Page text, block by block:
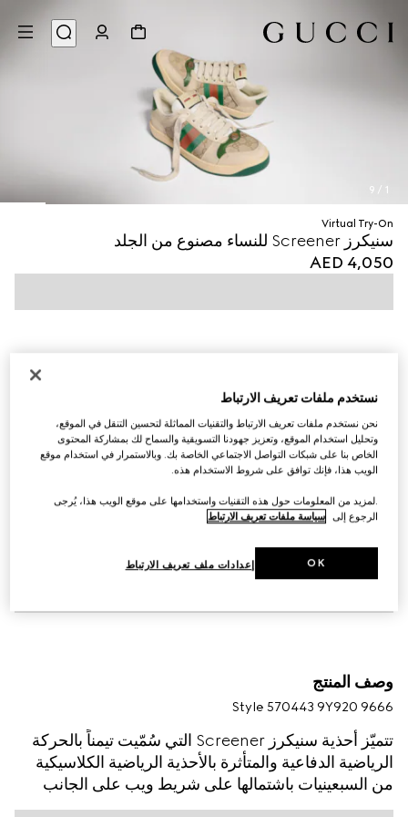
1
/
9
Virtual Try-On
سنيكرز Screener للنساء مصنوع من الجلد
AED 4,050
وصف المنتج
Style ‎570443 9Y920 9666
تتميّز أحذية سنيكرز Screener التي سُمّيت تيمناً بالحركة
الرياضية الدفاعية والمتأثرة بالأحذية الرياضية الكلاسيكية
من السبعينيات باشتمالها على شريط ويب على الجانب
وشعار Gucci بمظهر فينتدج والمُعالَج لإضفاء مظهر
نستخدم ملفات تعريف الارتباط
نحن نستخدم ملفات تعريف الارتباط والتقنيات المماثلة لتحسين التنقل في الموقع،
وتحليل استخدام الموقع، وتعزيز جهودنا التسويقية والسماح لك بمشاركة المحتوى
الخاص بنا على شبكات التواصل الاجتماعي الخاصة بك. وبالاستمرار في استخدام موقع
الويب هذا، فإنك توافق على شروط الاستخدام هذه.
.لمزيد من المعلومات حول هذه التقنيات واستخدامها على موقع الويب هذا، يُرجى
الرجوع إلى سياسة ملفات تعريف الارتباط
إعدادات ملف تعريف الارتباط OK